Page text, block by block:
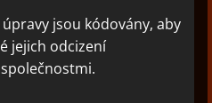
úpravy jsou kódovány, aby
jejich odcizení